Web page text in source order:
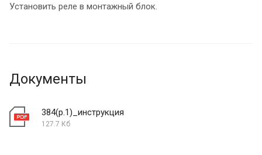
Установить реле в монтажный блок.
Документы
384(р.1)_инструкция
127.7 Кб